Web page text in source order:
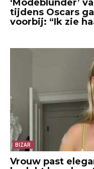
‘Modeblunder’
tijdens Oscars
voorbij: “Ik zie
BIZAR
Vrouw past